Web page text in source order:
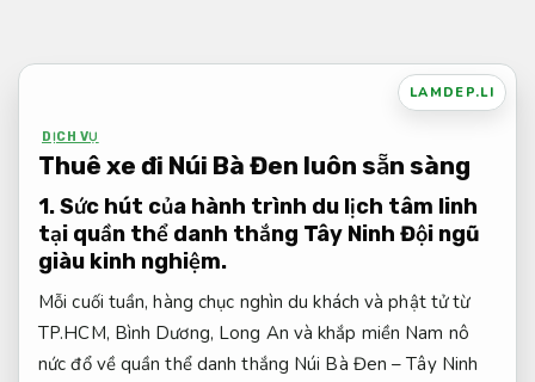
nội
LAMDEP.LI
DỊCH VỤ
Thuê xe đi Núi Bà Đen luôn sẵn sàng
1. Sức hút của hành trình du lịch tâm linh
tại quần thể danh thắng Tây Ninh Đội ngũ
giàu kinh nghiệm.
Mỗi cuối tuần, hàng chục nghìn du khách và phật tử từ
TP.HCM, Bình Dương, Long An và khắp miền Nam nô
nức đổ về quần thể danh thắng Núi Bà Đen – Tây Ninh